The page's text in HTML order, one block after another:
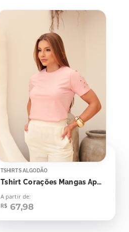
TSHIRTS ALGODÃO
Tshirt Corações Mangas Aplicação
A partir de:
R$ 67,98